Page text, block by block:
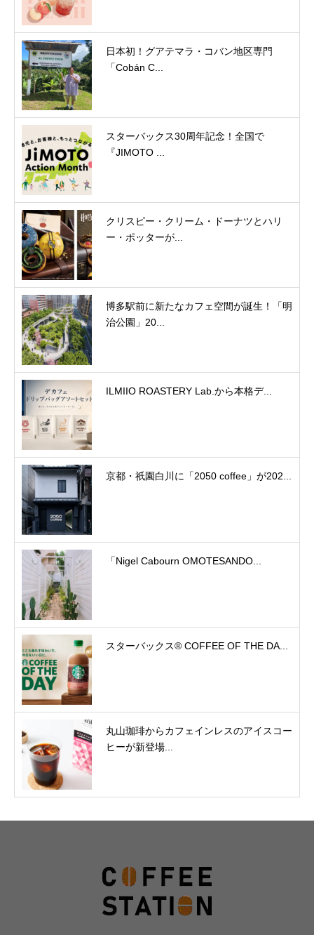
日本初！グアテマラ・コバン地区専門
「Cobán C...
スターバックス30周年記念！全国で
『JIMOTO ...
クリスピー・クリーム・ドーナツとハリ
ー・ポッターが...
博多駅前に新たなカフェ空間が誕生！「明
治公園」20...
ILMIIO ROASTERY Lab.から本格デ...
京都・祇園白川に「2050 coffee」が202...
「Nigel Cabourn OMOTESANDO...
スターバックス® COFFEE OF THE DA...
丸山珈琲からカフェインレスのアイスコー
ヒーが新登場...